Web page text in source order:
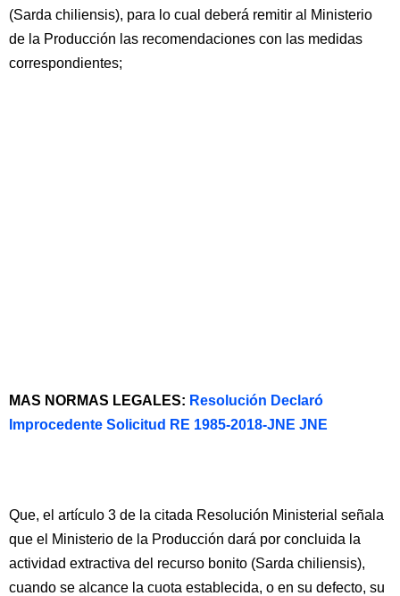
(Sarda chiliensis), para lo cual deberá remitir al Ministerio
de la Producción las recomendaciones con las medidas
correspondientes;
MAS NORMAS LEGALES: Resolución Declaró
Improcedente Solicitud RE 1985-2018-JNE JNE
Que, el artículo 3 de la citada Resolución Ministerial señala
que el Ministerio de la Producción dará por concluida la
actividad extractiva del recurso bonito (Sarda chiliensis),
cuando se alcance la cuota establecida, o en su defecto, su